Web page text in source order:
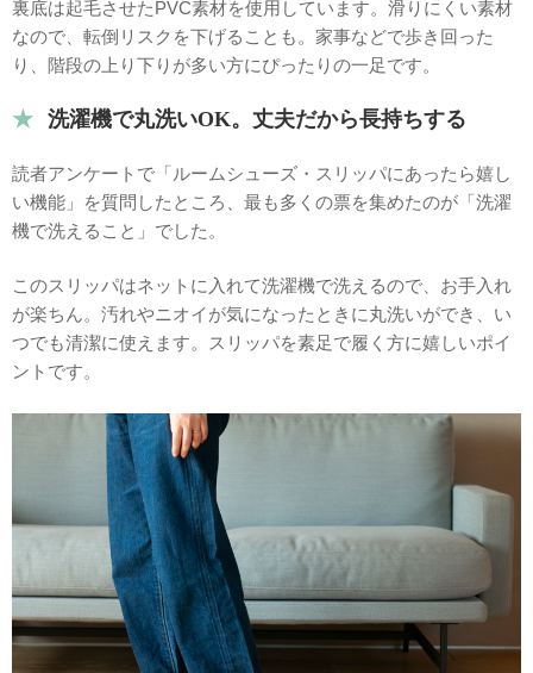
裏底は起毛させたPVC素材を使用しています。滑りにくい素材
なので、転倒リスクを下げることも。家事などで歩き回った
り、階段の上り下りが多い方にぴったりの一足です。
洗濯機で丸洗いOK。丈夫だから長持ちする
読者アンケートで「ルームシューズ・スリッパにあったら嬉し
い機能」を質問したところ、最も多くの票を集めたのが「洗濯
機で洗えること」でした。
このスリッパはネットに入れて洗濯機で洗えるので、お手入れ
が楽ちん。汚れやニオイが気になったときに丸洗いができ、い
つでも清潔に使えます。スリッパを素足で履く方に嬉しいポイ
ントです。